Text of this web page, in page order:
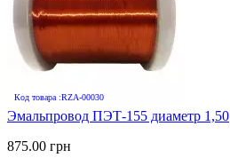
Код товара :RZA-00030
Эмальпровод ПЭТ-155 диаметр 1,50
875.00 грн